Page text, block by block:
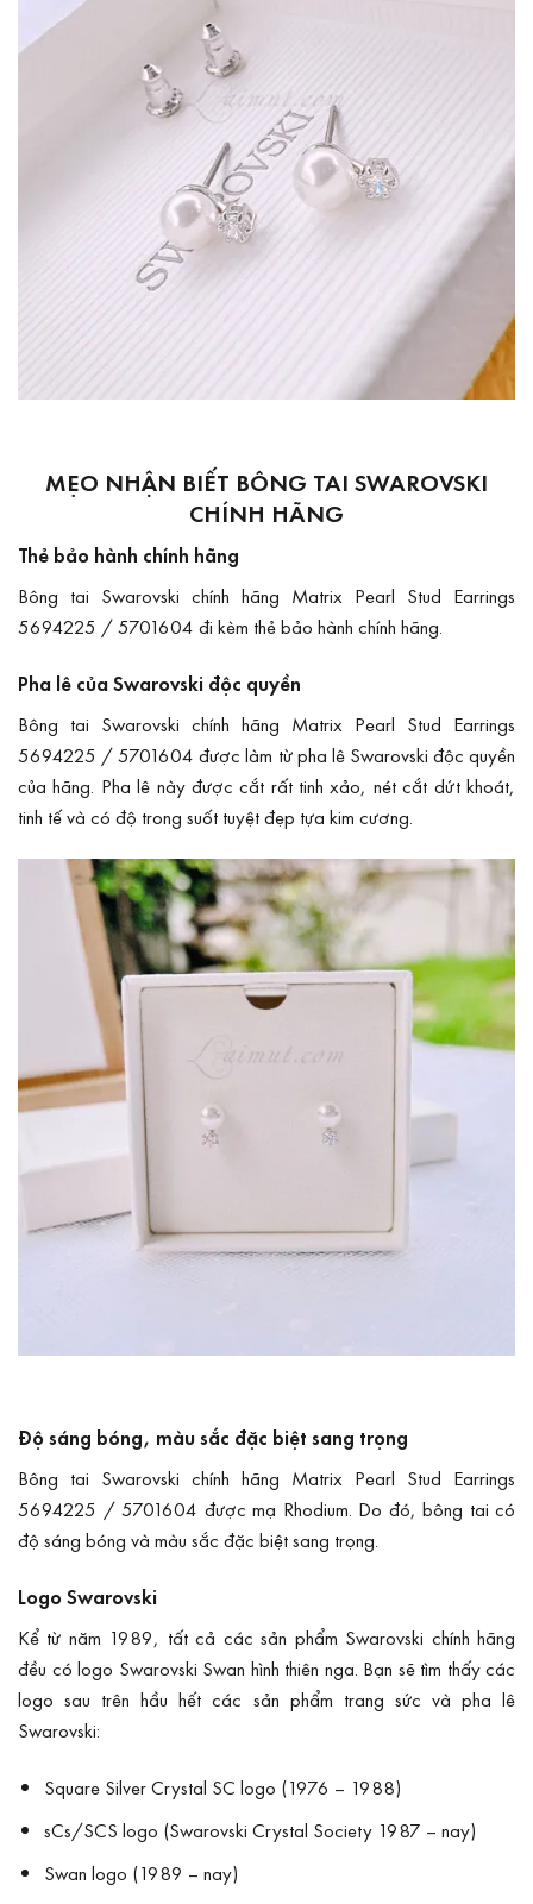
MẸO NHẬN BIẾT BÔNG TAI SWAROVSKI
CHÍNH HÃNG
Thẻ bảo hành chính hãng
Bông tai Swarovski chính hãng Matrix Pearl Stud Earrings
5694225 / 5701604 đi kèm thẻ bảo hành chính hãng.
Pha lê của Swarovski độc quyền
Bông tai Swarovski chính hãng Matrix Pearl Stud Earrings
5694225 / 5701604 được làm từ pha lê Swarovski độc quyền
của hãng. Pha lê này được cắt rất tinh xảo, nét cắt dứt khoát,
tinh tế và có độ trong suốt tuyệt đẹp tựa kim cương.
Độ sáng bóng, màu sắc đặc biệt sang trọng
Bông tai Swarovski chính hãng Matrix Pearl Stud Earrings
5694225 / 5701604 được mạ Rhodium. Do đó, bông tai có
độ sáng bóng và màu sắc đặc biệt sang trọng.
Logo Swarovski
Kể từ năm 1989, tất cả các sản phẩm Swarovski chính hãng
đều có logo Swarovski Swan hình thiên nga. Bạn sẽ tìm thấy các
logo sau trên hầu hết các sản phẩm trang sức và pha lê
Swarovski:
Square Silver Crystal SC logo (1976 – 1988)
sCs/SCS logo (Swarovski Crystal Society 1987 – nay)
Swan logo (1989 – nay)